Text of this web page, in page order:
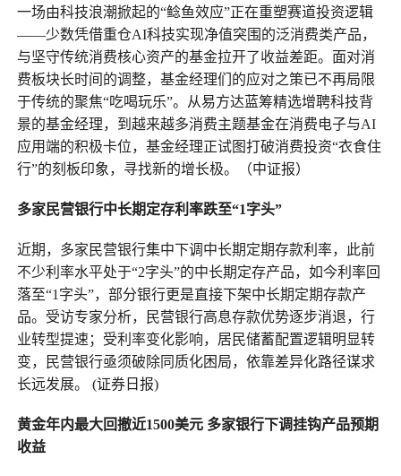
一场由科技浪潮掀起的“鲶鱼效应”正在重塑赛道投资逻辑
——少数凭借重仓AI科技实现净值突围的泛消费类产品，
与坚守传统消费核心资产的基金拉开了收益差距。面对消
费板块长时间的调整，基金经理们的应对之策已不再局限
于传统的聚焦“吃喝玩乐”。从易方达蓝筹精选增聘科技背
景的基金经理，到越来越多消费主题基金在消费电子与AI
应用端的积极卡位，基金经理正试图打破消费投资“衣食住
行”的刻板印象，寻找新的增长极。（中证报）
多家民营银行中长期定存利率跌至“1字头”
近期，多家民营银行集中下调中长期定期存款利率，此前
不少利率水平处于“2字头”的中长期定存产品，如今利率回
落至“1字头”，部分银行更是直接下架中长期定期存款产
品。受访专家分析，民营银行高息存款优势逐步消退，行
业转型提速；受利率变化影响，居民储蓄配置逻辑明显转
变，民营银行亟须破除同质化困局，依靠差异化路径谋求
长远发展。 (证券日报)
黄金年内最大回撤近1500美元 多家银行下调挂钩产品预期
收益